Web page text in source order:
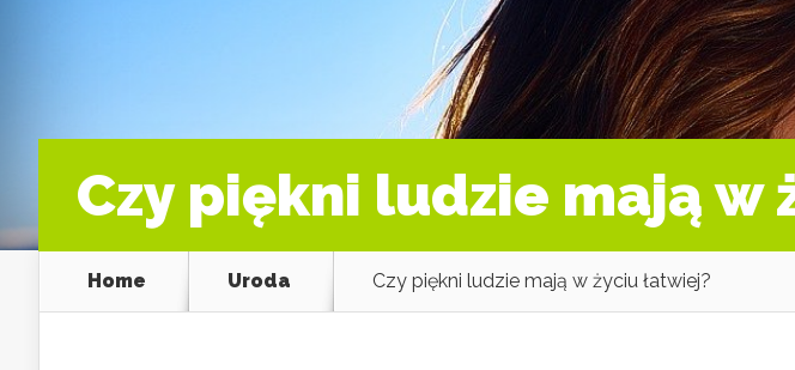
Czy piękni ludzie mają w
Home Uroda Czy piękni ludzie mają w życiu łatwiej?